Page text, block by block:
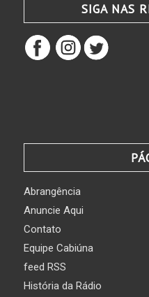
SIGA NAS
Abrangência
Anuncie Aqui
Contato
Equipe Cabiúna
feed RSS
História da Rádio